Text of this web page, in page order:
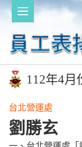
112年4月
台北營運處
劉勝玄